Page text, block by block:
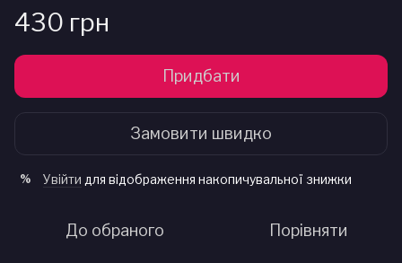
430 грн
Придбати
Замовити швидко
% Увійти для відображення накопичувальної знижки
До обраного Порівняти